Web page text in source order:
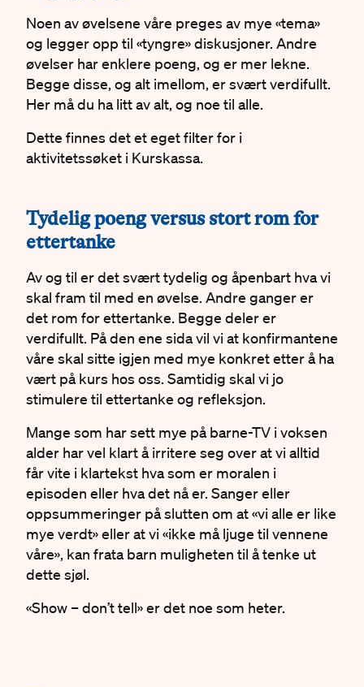
Noen av øvelsene våre preges av mye «tema»
og legger opp til «tyngre» diskusjoner. Andre
øvelser har enklere poeng, og er mer lekne.
Begge disse, og alt imellom, er svært verdifullt.
Her må du ha litt av alt, og noe til alle.
Dette finnes det et eget filter for i
aktivitetssøket i Kurskassa.
#
Tydelig poeng versus stort rom for
ettertanke
Av og til er det svært tydelig og åpenbart hva vi
skal fram til med en øvelse. Andre ganger er
det rom for ettertanke. Begge deler er
verdifullt. På den ene sida vil vi at konfirmantene
våre skal sitte igjen med mye konkret etter å ha
vært på kurs hos oss. Samtidig skal vi jo
stimulere til ettertanke og refleksjon.
Mange som har sett mye på barne-TV i voksen
alder har vel klart å irritere seg over at vi alltid
får vite i klartekst hva som er moralen i
episoden eller hva det nå er. Sanger eller
oppsummeringer på slutten om at «vi alle er like
mye verdt» eller at vi «ikke må ljuge til vennene
våre», kan frata barn muligheten til å tenke ut
dette sjøl.
«Show – don’t tell» er det noe som heter.